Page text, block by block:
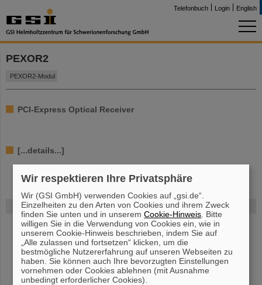
Telefonbuch Login English
FAIR
Bei GSI entsteht das neue Beschleunigerzentrum FAIR.
Erfahren Sie mehr.
PEXOR2
PEXOR2-Modul
PCI-Express Optical Receiver
[...details...]
Wir respektieren Ihre Privatsphäre
Wir (GSI GmbH) verwenden Cookies auf „gsi.de“.
Einzelheiten zu den Arten von Cookies und ihrem Zweck
finden Sie unten und in unseremCookie-Hinweis . Bitte
willigen Sie in die Verwendung von Cookies ein, wie in
unserem Cookie-Hinweis beschrieben, indem Sie auf
„Alle zulassen und fortsetzen“ klicken, um die
bestmögliche Nutzererfahrung auf unseren Webseiten zu
haben. Sie können auch Ihre bevorzugten Einstellungen
vornehmen oder Cookies ablehnen (mit Ausnahme
unbedingt erforderlicher Cookies).